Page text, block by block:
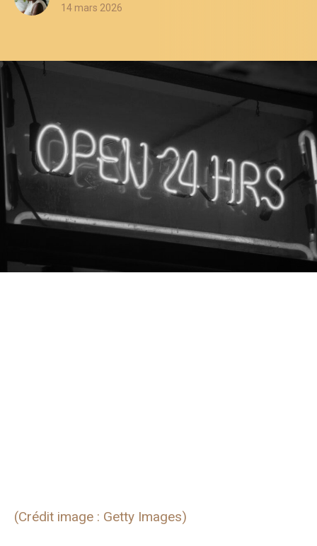
14 mars 2026
(Crédit image : Getty Images)